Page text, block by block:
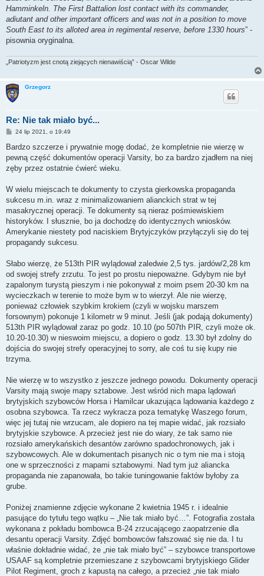
Hamminkeln. The First Battalion lost contact with its commander,
adiutant and other important officers and was not in a position to move
South East to its alloted area in regimental reserve, before 1330 hours” -
pisownia oryginalna.
„Patriotyzm jest cnotą ziejących nienawiścią” - Oscar Wilde
Grzegorz
Re: Nie tak miało być...
P
s
24 lip 2021, o 19:49
Bardzo szczerze i prywatnie mogę dodać, że kompletnie nie wierzę w
pewną część dokumentów operacji Varsity, bo za bardzo zjadłem na niej
zęby przez ostatnie ćwierć wieku.
W wielu miejscach te dokumenty to czysta gierkowska propaganda
sukcesu m.in. wraz z minimalizowaniem alianckich strat w tej
masakrycznej operacji. Te dokumenty są nieraz pośmiewiskiem
historyków. I słusznie, bo ja dochodzę do identycznych wniosków.
Amerykanie niestety pod naciskiem Brytyjczyków przyłączyli się do tej
propagandy sukcesu.
Słabo wierzę, że 513th PIR wylądował zaledwie 2,5 tys. jardów/2,28 km
od swojej strefy zrzutu. To jest po prostu niepoważne. Gdybym nie był
zapalonym turystą pieszym i nie pokonywał z moim psem 20-30 km na
wycieczkach w terenie to może bym w to wierzył. Ale nie wierzę,
ponieważ człowiek szybkim krokiem (czyli w wojsku marszem
forsownym) pokonuje 1 kilometr w 9 minut. Jeśli (jak podają dokumenty)
513th PIR wylądował zaraz po godz. 10.10 (po 507th PIR, czyli może ok.
10.20-10.30) w nieswoim miejscu, a dopiero o godz. 13.30 był zdolny do
dojścia do swojej strefy operacyjnej to sorry, ale coś tu się kupy nie
trzyma.
Nie wierzę w to wszystko z jeszcze jednego powodu. Dokumenty operacji
Varsity mają swoje mapy sztabowe. Jest wśród nich mapa lądowań
brytyjskich szybowców Horsa i Hamilcar ukazująca lądowania każdego z
osobna szybowca. Ta rzecz wykracza poza tematykę Waszego forum,
więc jej tutaj nie wrzucam, ale dopiero na tej mapie widać, jak rozsiało
brytyjskie szybowce. A przecież jest nie do wiary, że tak samo nie
rozsiało amerykańskich desantów zarówno spadochronowych, jak i
szybowcowych. Ale w dokumentach pisanych nic o tym nie ma i stoją
one w sprzeczności z mapami sztabowymi. Nad tym już aliancka
propaganda nie zapanowała, bo takie tuningowanie faktów byłoby za
grube.
Poniżej znamienne zdjęcie wykonane 2 kwietnia 1945 r. i idealnie
pasujące do tytułu tego wątku – „Nie tak miało być…”. Fotografia została
wykonana z pokładu bombowca B-24 zrzucającego zaopatrzenie dla
desantu operacji Varsity. Zdjęć bombowców fałszować się nie da. I tu
właśnie dokładnie widać, że „nie tak miało być” – szybowce transportowe
USAAF są kompletnie przemieszane z szybowcami brytyjskiego Glider
Pilot Regiment, groch z kapustą na całego, a przecież „nie tak miało